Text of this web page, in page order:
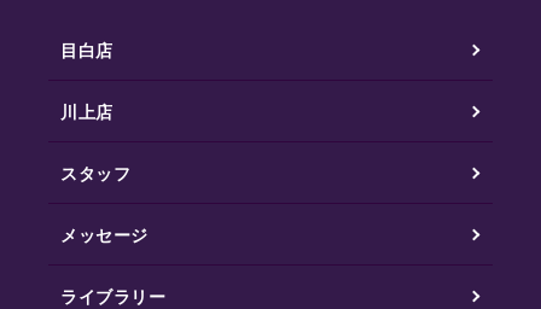
目白店
川上店
スタッフ
メッセージ
ライブラリー